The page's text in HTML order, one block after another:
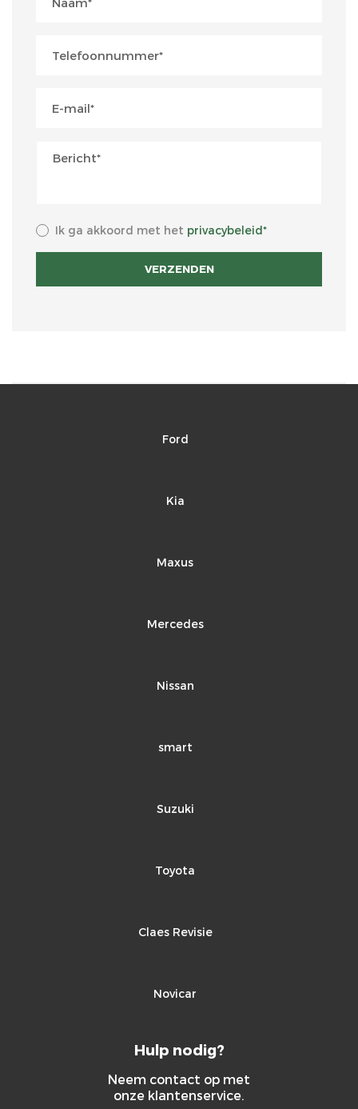
Ik ga akkoord met het privacybeleid*
VERZENDEN
Hulp nodig?
Neem contact op met
onze klantenservice.
Ford
Kia
Maxus
Mercedes
Nissan
smart
Suzuki
Toyota
Claes Revisie
Novicar